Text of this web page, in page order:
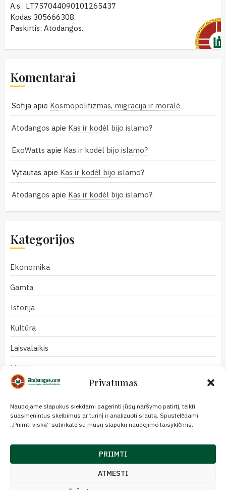
Privatumas
Naudojame slapukus siekdami pagerinti jūsų naršymo patirtį, teikti
suasmenintus skelbimus ar turinį ir analizuoti srautą. Spustelėdami
„Priimti viską“ sutinkate su mūsų slapukų naudojimo taisyklėmis.
PRIIMTI
ATMESTI
A.s.: LT757044090101265437
Kodas 305666308.
Paskirtis: Atodangos.
Komentarai
Sofija apie Kosmopolitizmas, migracija ir moralė
Atodangos apie Kas ir kodėl bijo islamo?
ExoWatts apie Kas ir kodėl bijo islamo?
Vytautas apie Kas ir kodėl bijo islamo?
Atodangos apie Kas ir kodėl bijo islamo?
Kategorijos
Ekonomika
Gamta
Istorija
Kultūra
Laisvalaikis
Mokslas
Naujienos
Nuomonės
Politika
Redakcija